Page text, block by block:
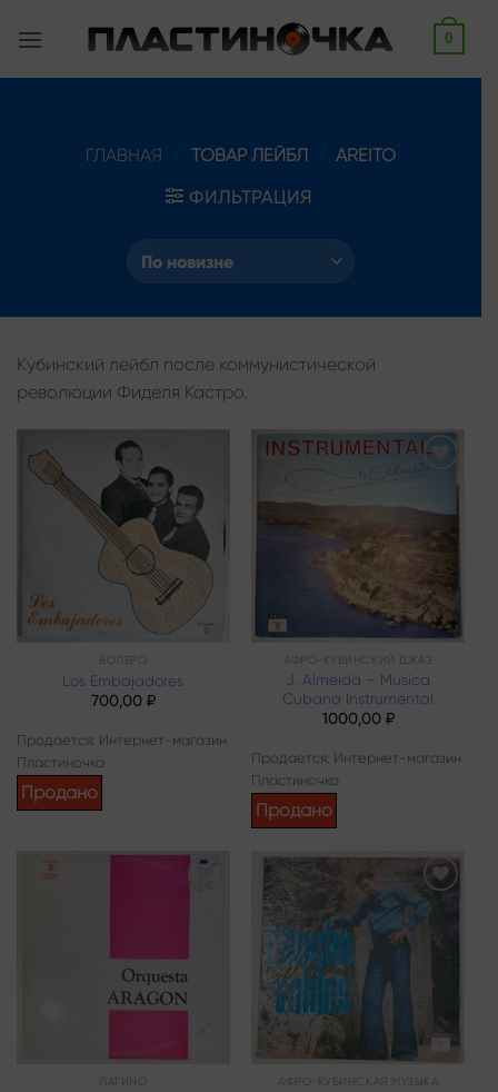
0
ГЛАВНАЯ ТОВАР ЛЕЙБЛ
AREITO
ФИЛЬТРАЦИЯ
Кубинский лейбл после коммунистической
революции Фиделя Кастро.
Add to
wishlist
БОЛЕРО
Los Embajadores
700,00 ₽
Продается: Интернет-магазин
Пластиночка
Продано
АФРО-КУБИНСКИЙ ДЖАЗ
J. Almeida – Musica
Cubana Instrumental
1000,00 ₽
Продается: Интернет-магазин
Пластиночка
Продано
ЛАТИНО
wishlist
АФРО-КУБИНСКАЯ МУЗЫКА